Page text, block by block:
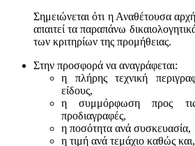
Σημειώνεται ότι η Αναθέτουσα
απαιτεί τα παραπάνω
των κριτηρίων της προμήθειας.
Στην προσφορά να αναγράφεται:
η πλήρης τεχνική
είδους,
η συμμόρφωση προς τις
προδιαγραφές,
η ποσότητα ανά συσκευασία,
η τιμή ανά τεμάχιο καθώς και,